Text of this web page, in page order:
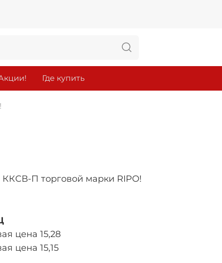
Где купить
П торговой марки RIPO!
цена 15,28
цена 15,15